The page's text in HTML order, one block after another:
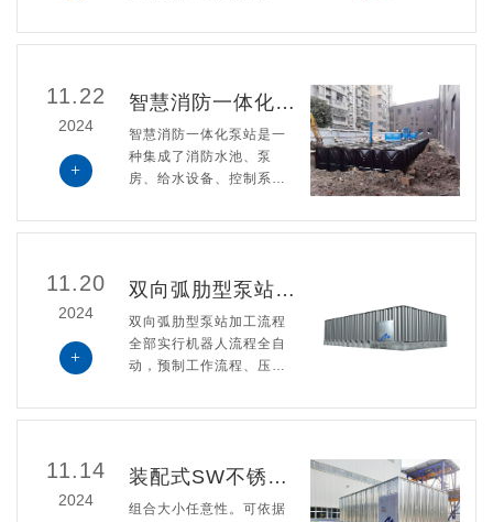
土；2.预埋管放置和沟槽的
压光处理。
11.22
2024
+
智慧消防一体化泵站的定义和解释
智慧消防一体化泵站是一
种集成了消防水池、泵
房、给水设备、控制系统
统。
11.20
2024
+
双向弧肋型泵站全自动生产线流程，效率急速上升！
双向弧肋型泵站加工流程
全部实行机器人流程全自
动，预制工作流程、压
动化。板材一次性模压成
大、寿价比高等特点。
11.14
2024
装配式SW不锈钢水箱的优点
组合大小任意性。可依据